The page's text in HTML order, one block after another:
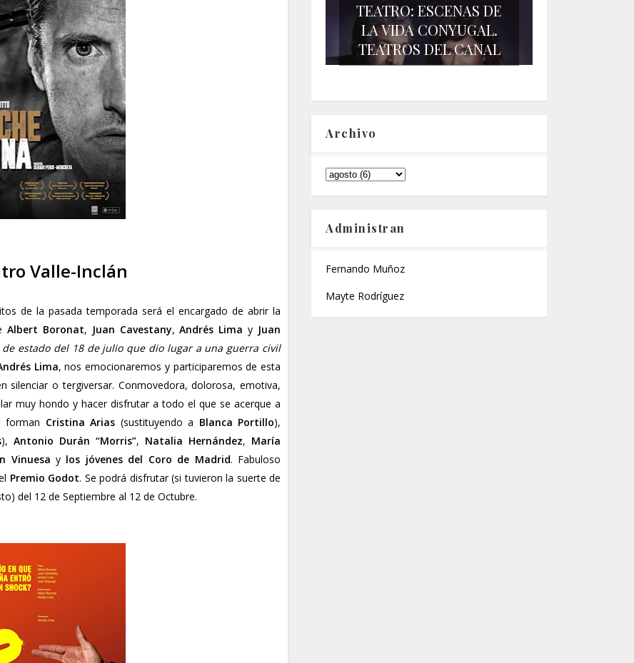
Valle-Inclán
de la pasada temporada será el encargado de abrir la
Albert Boronat, Juan Cavestany,Andrés Lima y Juan
de estado del 18 de julio que dio lugar a una guerra civil
Lima, nos emocionaremos y participaremos de esta
silenciar o tergiversar. Conmovedora, dolorosa, emotiva,
muy hondo y hacer disfrutar a todo el que se acerque a
forman Cristina Arias (sustituyendo a Blanca Portillo),
), Antonio Durán “Morris”, Natalia Hernández, María
Vinuesa y los jóvenes del Coro de Madrid. Fabuloso
Premio Godot. Se podrá disfrutar (si tuvieron la suerte de
del 12 de Septiembre al 12 de Octubre.
TEATRO: ESCENAS DE
LA VIDA CONYUGAL.
TEATROS DEL CANAL
Archivo
Administran
Fernando Muñoz
Mayte Rodríguez